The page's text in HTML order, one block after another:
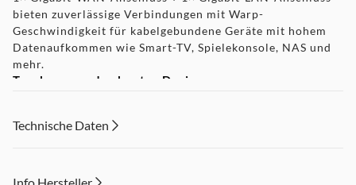
bieten zuverlässige Verbindungen mit Warp-
Geschwindigkeit für kabelgebundene Geräte mit hohem
Datenaufkommen wie Smart-TV, Spielekonsole, NAS und
mehr.
Tragbares und robustes Design
Taschenformat für Ihre nächste Reise oder Ihr nächstes
Genießen Sie überall ein zuverlässiges Netzwerk
Technische Daten